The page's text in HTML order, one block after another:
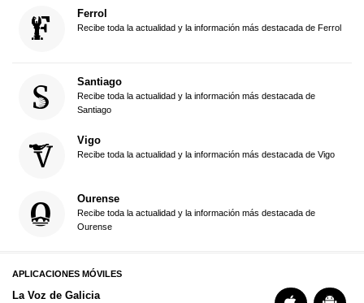
Ferrol
Recibe toda la actualidad y la información más destacada de Ferrol
Santiago
Recibe toda la actualidad y la información más destacada de
Santiago
Vigo
Recibe toda la actualidad y la información más destacada de Vigo
Ourense
Recibe toda la actualidad y la información más destacada de
Ourense
APLICACIONES MÓVILES
La Voz de Galicia